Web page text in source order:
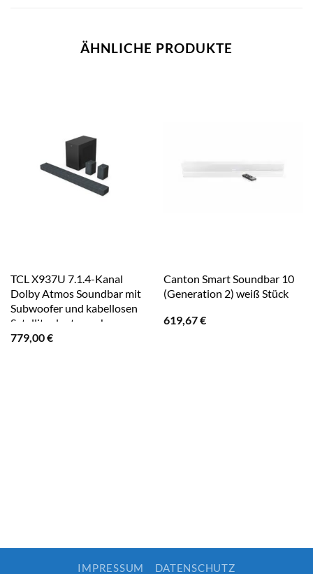
ÄHNLICHE PRODUKTE
TCL X937U 7.1.4-Kanal
Dolby Atmos Soundbar mit
Subwoofer und kabellosen
Satellitenlautsprechern
779,00€
Canton Smart Soundbar 10
(Generation 2) weiß Stück
619,67€
IMPRESSUM DATENSCHUTZ